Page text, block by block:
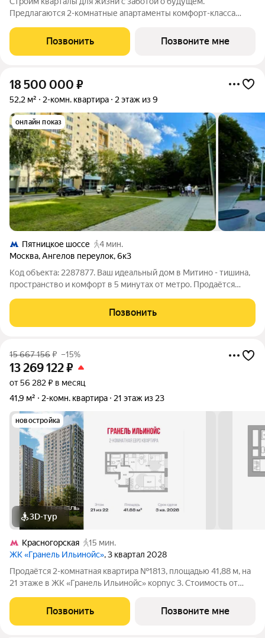
Предлагаются 2-комнатные апартаменты комфорт-класса
в жилом комплексе "Пятницкое 58".Здесь не нужно
беспокоиться о ремонте большинство
Позвонить Позвоните мне
18 500 000 ₽
52,2 м² 2-комн. квартира 2 этаж из 9
онлайн показ
Пятницкое шоссе
4 мин.
Москва,Ангелов переулок,6к3
Код объекта: 2287877. Ваш идеальный дом в Митино - тишина,
пространство и комфорт в 5 минутах от метро. Продаётся
52,2 м в доме серии П-46, расположенная в одном из самых
комфортных районов
Позвонить
15 667 156₽ –15%
13 269 122₽
от 56 282 ₽ в месяц
41,9 м²
2-комн. квартира 21 этаж из 23
новостройка
3D-тур
Красногорская
15 мин.
ЖК «Гранель Ильинойс», 3 квартал 2028
Продаётся 2-комнатная квартира №1813, площадью 41,88 м, на
21 этаже в ЖК «Гранель Ильинойс» корпус 3. Стоимость от
односторонняя, окна во двор. Новый уровень жизни в
Красногорске. Проект впечатляет
Позвонить Позвоните мне